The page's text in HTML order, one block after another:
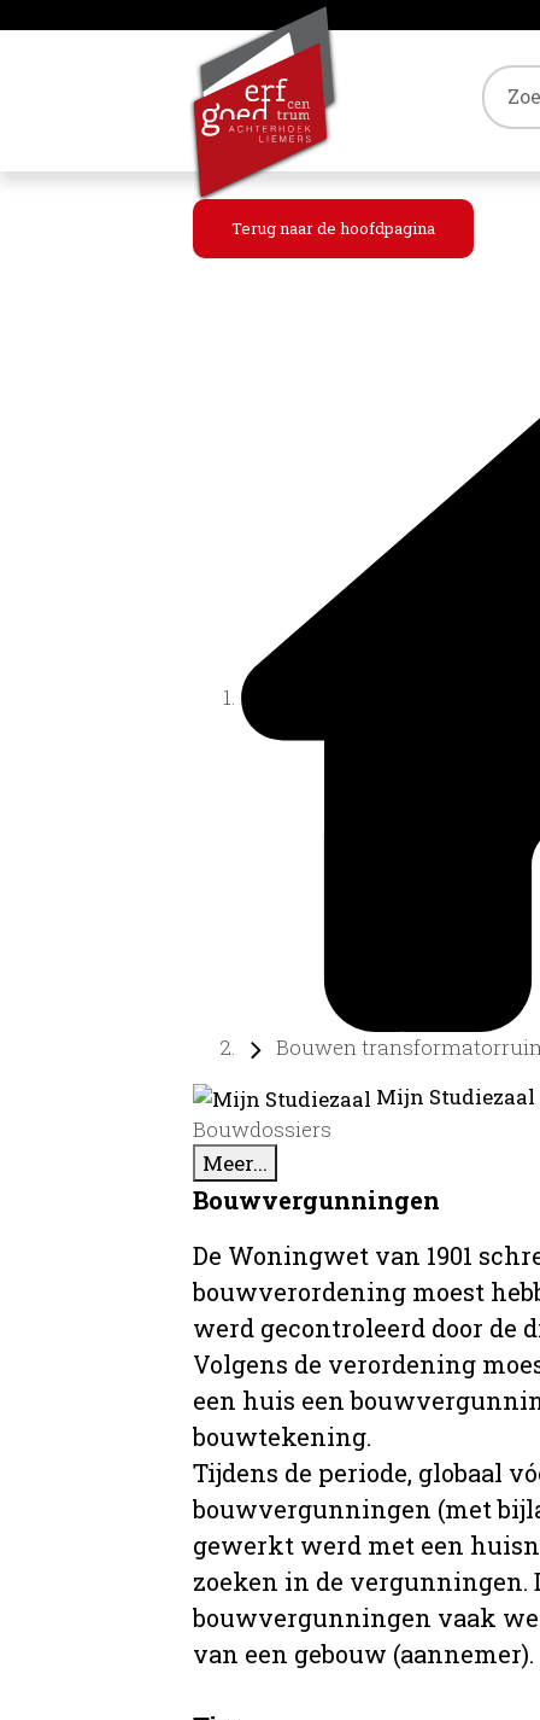
Terug naar de hoofdpagina
Bouwen
Mijn
Bouwdossiers
Meer...
Bouwvergunningen
De Woningwet van 1901
bouwverordening moest
werd gecontroleerd door de
Volgens de verordening
een huis een
bouwtekening.
Tijdens de periode, globaal
bouwvergunningen (met
gewerkt werd met een
zoeken in de vergunningen.
bouwvergunningen vaak
van een gebouw (aannemer).